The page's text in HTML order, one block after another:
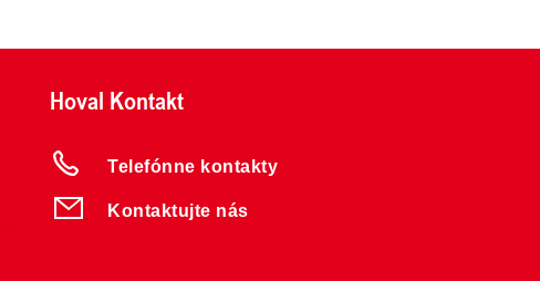
Hoval Kontakt
Telefónne kontakty
Kontaktujte nás